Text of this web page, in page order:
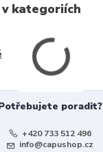
kategoriích
poradit?
+420 733 512 496
info@capushop.cz